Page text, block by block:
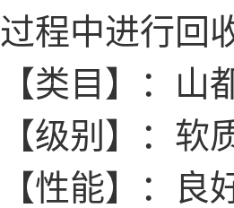
过程中进行回
【类目】：山
【级别】：软
【性能】：